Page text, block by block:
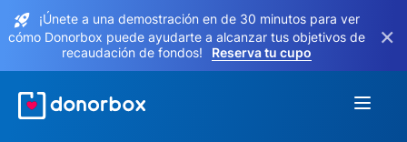
¡Únete a una demostración en de 30 minutos para ver
cómo Donorbox puede ayudarte a alcanzar tus objetivos de
recaudación de fondos!
Reserva tu cupo
×